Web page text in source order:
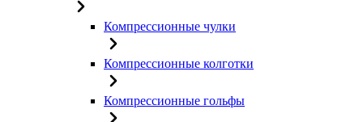
Компрессионные чулки
Компрессионные колготки
Компрессионные гольфы